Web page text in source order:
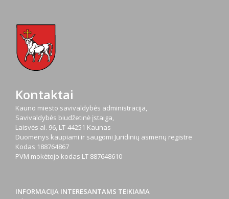
Kontaktai
Kauno miesto savivaldybės administracija,
Savivaldybės biudžetinė įstaiga,
Laisvės al. 96, LT-44251 Kaunas
Duomenys kaupiami ir saugomi Juridinių asmenų registre
Kodas 188764867
PVM mokėtojo kodas LT 887648610
INFORMACIJA INTERESANTAMS TEIKIAMA